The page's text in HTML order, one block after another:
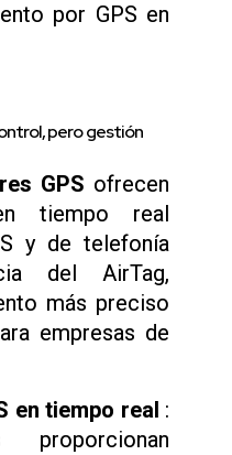
por GPS en
pero gestión
GPS ofrecen
tiempo real
y de telefonía
del AirTag,
más preciso
empresas de
en tiempo real :
proporcionan